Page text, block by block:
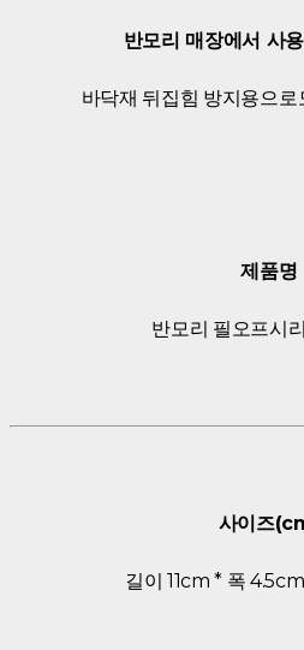
반모리 매장에서 사
바닥재 뒤집힘 방지용으
제품명
반모리 필오프시
사이즈
길이 11cm * 폭